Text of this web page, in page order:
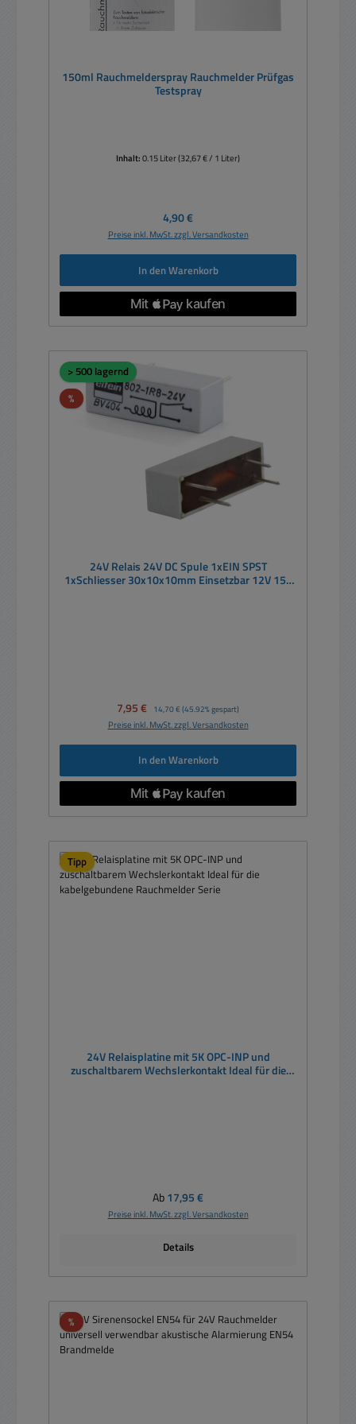
150ml Rauchmelderspray Rauchmelder Prüfgas
Testspray
Inhalt:0.15 Liter(32,67 € / 1 Liter)
Regulärer Preis:
4,90 €
Preise inkl. MwSt. zzgl. Versandkosten
In den Warenkorb
> 500 lagernd
%Rabatt
24V Relais 24V DC Spule 1xEIN SPST
1xSchliesser 30x10x10mm Einsetzbar 12V 15V
Verkaufspreis:
7,95 € Regulärer Preis:
14,70 € (45.92% gespart)
Preise inkl. MwSt. zzgl. Versandkosten
In den Warenkorb
Tipp
24V Relaisplatine mit 5K OPC-INP und
zuschaltbarem Wechslerkontakt Ideal für die
Regulärer Preis:
Ab17,95 €
Preise inkl. MwSt. zzgl. Versandkosten
Details
%Rabatt